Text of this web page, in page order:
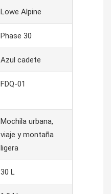
Lowe Alpine
Phase 30
Azul cadete
FDQ-01
Mochila urbana,
viaje y montaña
ligera
30 L